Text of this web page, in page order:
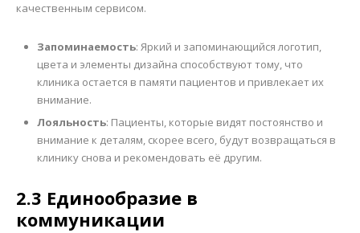
качественным сервисом.
Запоминаемость: Яркий и запоминающийся логотип,
цвета и элементы дизайна способствуют тому, что
клиника остается в памяти пациентов и привлекает их
внимание.
Лояльность: Пациенты, которые видят постоянство и
внимание к деталям, скорее всего, будут возвращаться в
клинику снова и рекомендовать её другим.
2.3 Единообразие в
коммуникации